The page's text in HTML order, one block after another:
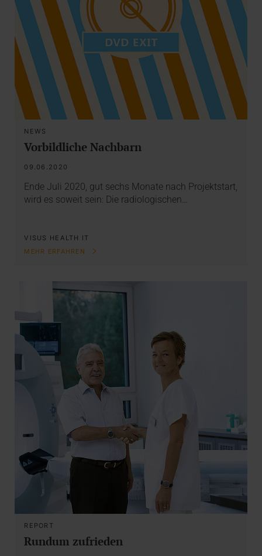
NEWS
Vorbildliche Nachbarn
09.06.2020
Ende Juli 2020, gut sechs Monate nach Projektstart,
wird es soweit sein: Die radiologischen…
VISUS HEALTH IT
MEHR ERFAHREN
REPORT
Rundum zufrieden